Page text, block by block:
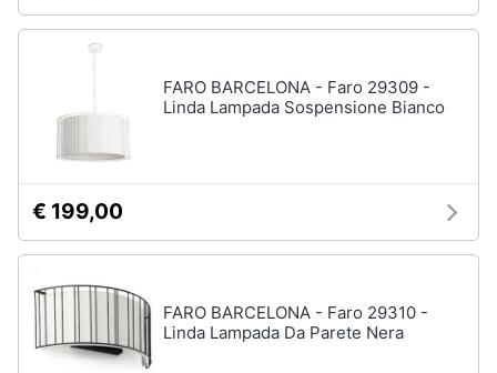
FARO BARCELONA - Faro 29309 -
Linda Lampada Sospensione Bianco
€ 199,00
FARO BARCELONA - Faro 29310 -
Linda Lampada Da Parete Nera